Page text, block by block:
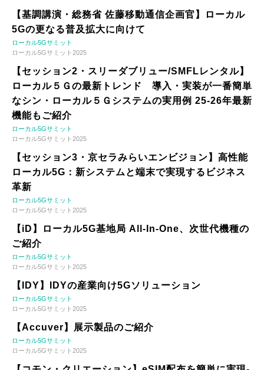
【基調講演・総務省 佐藤移動通信企画官】ローカル
5Gの更なる普及拡大に向けて
ローカル5Gサミット
ローカル5Gサミット2025
【セッション2・スリーダブリュー/SMFLレンタル】
ローカル５Ｇの最新トレンド 導入・実装が一番簡単
なシン・ローカル５Ｇシステムの実用例 25-26年最新
機能もご紹介
ローカル5Gサミット
ローカル5Gサミット2025
【セッション3・京セラみらいエンビジョン】高性能
ローカル5G：新システムと端末で実現するビジネス
革新
ローカル5Gサミット
ローカル5Gサミット2025
【iD】ローカル5G基地局 All-In-One、次世代機種の
ご紹介
ローカル5Gサミット
ローカル5Gサミット2025
【IDY】IDYの産業向け5Gソリューション
ローカル5Gサミット
ローカル5Gサミット2025
【Accuver】展示製品のご紹介
ローカル5Gサミット
ローカル5Gサミット2025